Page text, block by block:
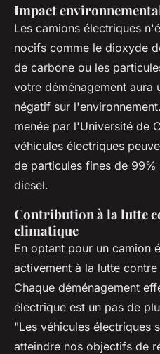
Impact
Les camions électriques
nocifs comme le dioxyde
de carbone ou les
votre déménagement aura
négatif sur
menée par l'Université de
véhicules électriques
de particules fines de
diesel.
Contribution à la lutte
climatique
En optant pour un camion
activement à la lutte
Chaque déménagement
électrique est un pas de
"Les véhicules électriques
atteindre nos objectifs de